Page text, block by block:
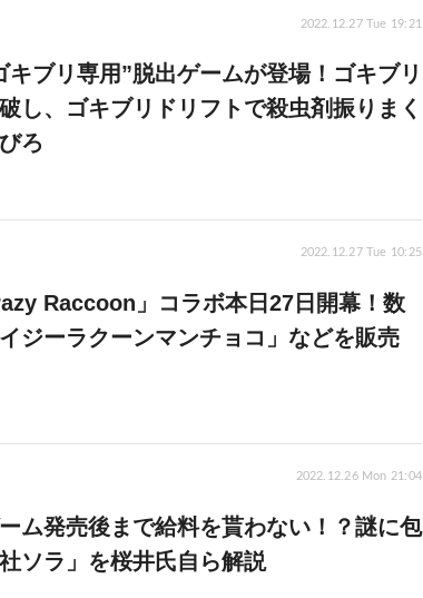
2022.12.27 Tue 19:21
キブリ専用”脱出ゲームが登場！ゴキブリ
し、ゴキブリドリフトで殺虫剤振りまく
ろ
2022.12.27 Tue 10:25
Raccoon」コラボ本日27日開幕！数
ジーラクーンマンチョコ」などを販売
2022.12.26 Mon 21:04
ム発売後まで給料を貰わない！？謎に包
ソラ」を桜井氏自ら解説